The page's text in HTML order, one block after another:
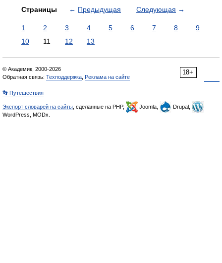
Страницы ← Предыдущая Следующая →
1 2 3 4 5 6 7 8
9
10
11 12 13
18+
© Академик, 2000-2026
Обратная связь: Техподдержка Реклама на сайте
👣 Путешествия
Экспорт словарей на сайты , сделанные на PHP, Joomla,
Drupal,
WordPress, MODx.